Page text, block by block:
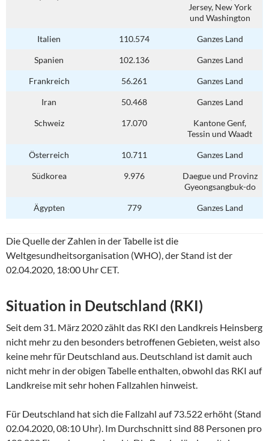
Jersey, New York
und Washington
Italien 110.574 Ganzes Land
Spanien 102.136 Ganzes Land
Frankreich 56.261 Ganzes Land
Iran 50.468 Ganzes Land
Schweiz 17.070
Kantone Genf,
Tessin und Waadt
Österreich 10.711 Ganzes Land
Südkorea 9.976
Daegue und Provinz
Gyeongsangbuk-do
Ägypten 779 Ganzes Land
Die Quelle der Zahlen in der Tabelle ist die
Weltgesundheitsorganisation (WHO), der Stand ist der
02.04.2020, 18:00 Uhr CET.
Situation in Deutschland (RKI)
Seit dem 31. März 2020 zählt das RKI den Landkreis Heinsberg
nicht mehr zu den besonders betroffenen Gebieten, weist also
keine mehr für Deutschland aus. Deutschland ist damit auch
nicht mehr in der obigen Tabelle enthalten, obwohl das RKI auf
Landkreise mit sehr hohen Fallzahlen hinweist.
Für Deutschland hat sich die Fallzahl auf 73.522 erhöht (Stand
02.04.2020, 08:10 Uhr). Im Durchschnitt sind 88 Personen pro